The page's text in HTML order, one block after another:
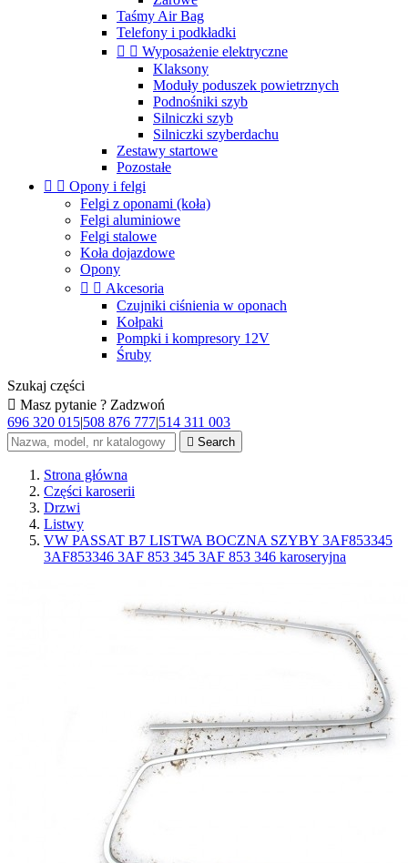
Taśmy Air Bag
Telefony i podkładki
  Wyposażenie elektryczne
Klaksony
Moduły poduszek powietrznych
Podnośniki szyb
Silniczki szyb
Silniczki szyberdachu
Zestawy startowe
Pozostałe
  Opony i felgi
Felgi z oponami (koła)
Felgi aluminiowe
Felgi stalowe
Koła dojazdowe
Opony
  Akcesoria
Czujniki ciśnienia w oponach
Kołpaki
Pompki i kompresory 12V
Śruby
Szukaj części
 Masz pytanie ? Zadzwoń
696 320 015|508 876 777|514 311 003
 Search
Strona główna
Części karoserii
Drzwi
Listwy
VW PASSAT B7 LISTWA BOCZNA SZYBY 3AF853345
3AF853346 3AF 853 345 3AF 853 346 karoseryjna